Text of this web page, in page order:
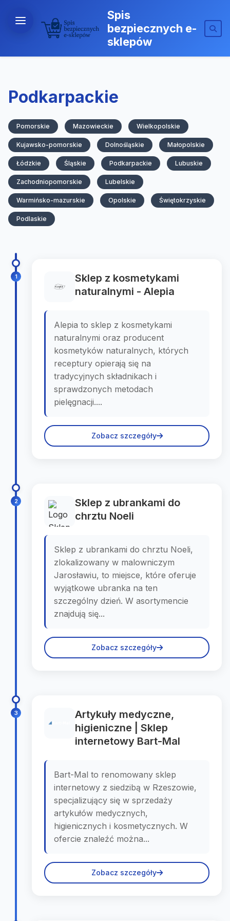
Spis
bezpiecznych e-
sklepów
Podkarpackie
Pomorskie Mazowieckie Wielkopolskie
Kujawsko-pomorskie Dolnośląskie Małopolskie
Łódzkie Śląskie Podkarpackie Lubuskie
Zachodniopomorskie Lubelskie
Warmińsko-mazurskie Opolskie Świętokrzyskie
Podlaskie
1
Sklep z kosmetykami
naturalnymi - Alepia
Alepia to sklep z kosmetykami
naturalnymi oraz producent
kosmetyków naturalnych, których
receptury opierają się na
tradycyjnych składnikach i
sprawdzonych metodach
pielęgnacji....
Zobacz szczegóły
2
Sklep z ubrankami do
chrztu Noeli
Sklep z ubrankami do chrztu Noeli,
zlokalizowany w malowniczym
Jarosławiu, to miejsce, które oferuje
wyjątkowe ubranka na ten
szczególny dzień. W asortymencie
znajdują się...
Zobacz szczegóły
3
Artykuły medyczne,
higieniczne | Sklep
internetowy Bart-Mal
Bart-Mal to renomowany sklep
internetowy z siedzibą w Rzeszowie,
specjalizujący się w sprzedaży
artykułów medycznych,
higienicznych i kosmetycznych. W
ofercie znaleźć można...
Zobacz szczegóły